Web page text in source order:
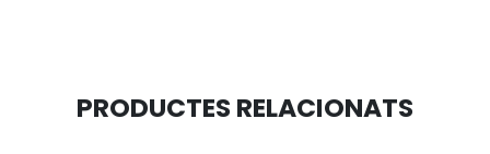
PRODUCTES RELACIONATS